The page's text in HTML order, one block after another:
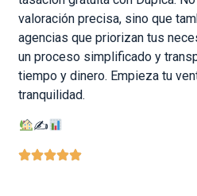
valoración precisa, sino que
agencias que priorizan tus
un proceso simplificado y
tiempo y dinero. Empieza tu
tranquilidad.
✍